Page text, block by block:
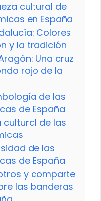
cultural de
en España
Colores
y la tradición
Una cruz
rojo de la
de las
de España
cultural de las
de las
de España
y comparte
las banderas